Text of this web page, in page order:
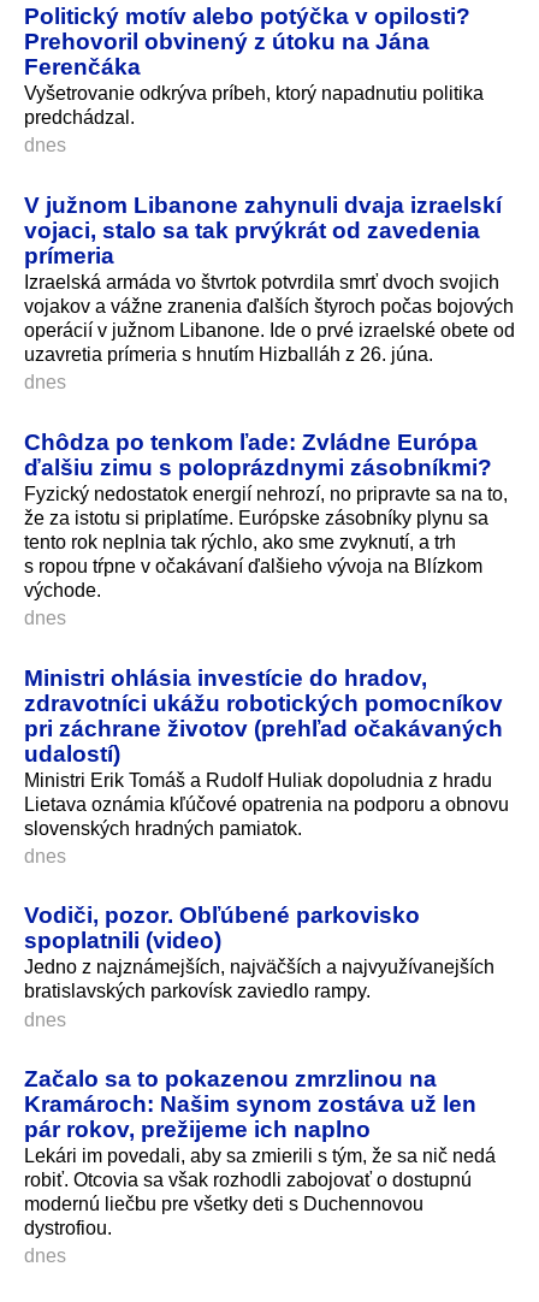
Politický motív alebo potýčka v opilosti?
Prehovoril obvinený z útoku na Jána
Ferenčáka
Vyšetrovanie odkrýva príbeh, ktorý napadnutiu politika
predchádzal.
dnes
V južnom Libanone zahynuli dvaja izraelskí
vojaci, stalo sa tak prvýkrát od zavedenia
prímeria
Izraelská armáda vo štvrtok potvrdila smrť dvoch svojich
vojakov a vážne zranenia ďalších štyroch počas bojových
operácií v južnom Libanone. Ide o prvé izraelské obete od
uzavretia prímeria s hnutím Hizballáh z 26. júna.
dnes
Chôdza po tenkom ľade: Zvládne Európa
ďalšiu zimu s poloprázdnymi zásobníkmi?
Fyzický nedostatok energií nehrozí, no pripravte sa na to,
že za istotu si priplatíme. Európske zásobníky plynu sa
tento rok neplnia tak rýchlo, ako sme zvyknutí, a trh
s ropou tŕpne v očakávaní ďalšieho vývoja na Blízkom
východe.
dnes
Ministri ohlásia investície do hradov,
zdravotníci ukážu robotických pomocníkov
pri záchrane životov (prehľad očakávaných
udalostí)
Ministri Erik Tomáš a Rudolf Huliak dopoludnia z hradu
Lietava oznámia kľúčové opatrenia na podporu a obnovu
slovenských hradných pamiatok.
dnes
Vodiči, pozor. Obľúbené parkovisko
spoplatnili (video)
Jedno z najznámejších, najväčších a najvyužívanejších
bratislavských parkovísk zaviedlo rampy.
dnes
Začalo sa to pokazenou zmrzlinou na
Kramároch: Našim synom zostáva už len
pár rokov, prežijeme ich naplno
Lekári im povedali, aby sa zmierili s tým, že sa nič nedá
robiť. Otcovia sa však rozhodli zabojovať o dostupnú
modernú liečbu pre všetky deti s Duchennovou
dystrofiou.
dnes